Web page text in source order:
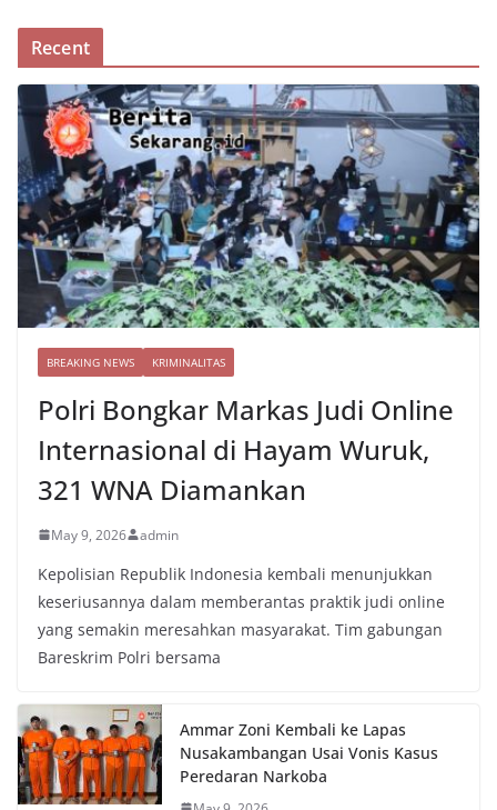
Recent
BREAKING NEWS KRIMINALITAS
Polri Bongkar Markas Judi Online
Internasional di Hayam Wuruk,
321 WNA Diamankan
May 9, 2026 admin
Kepolisian Republik Indonesia kembali menunjukkan
keseriusannya dalam memberantas praktik judi online
yang semakin meresahkan masyarakat. Tim gabungan
Bareskrim Polri bersama
Ammar Zoni Kembali ke Lapas
Nusakambangan Usai Vonis Kasus
Peredaran Narkoba